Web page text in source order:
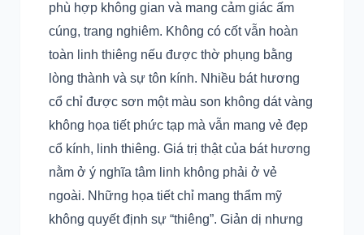
phù hợp không gian và mang cảm giác ấm
cúng, trang nghiêm. Không có cốt vẫn hoàn
toàn linh thiêng nếu được thờ phụng bằng
lòng thành và sự tôn kính. Nhiều bát hương
cổ chỉ được sơn một màu son không dát vàng
không họa tiết phức tạp mà vẫn mang vẻ đẹp
cổ kính, linh thiêng. Giá trị thật của bát hương
nằm ở ý nghĩa tâm linh không phải ở vẻ
ngoài. Những họa tiết chỉ mang thẩm mỹ
không quyết định sự “thiêng”. Giản dị nhưng